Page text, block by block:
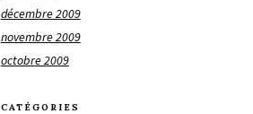
décembre 2009
novembre 2009
octobre 2009
CATÉGORIES